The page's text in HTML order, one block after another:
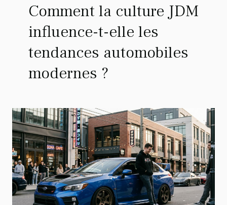
Comment la culture JDM
influence-t-elle les
tendances automobiles
modernes ?